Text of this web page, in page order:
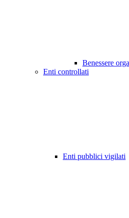
Benessere
Enti controllati
Enti pubblici vigilati